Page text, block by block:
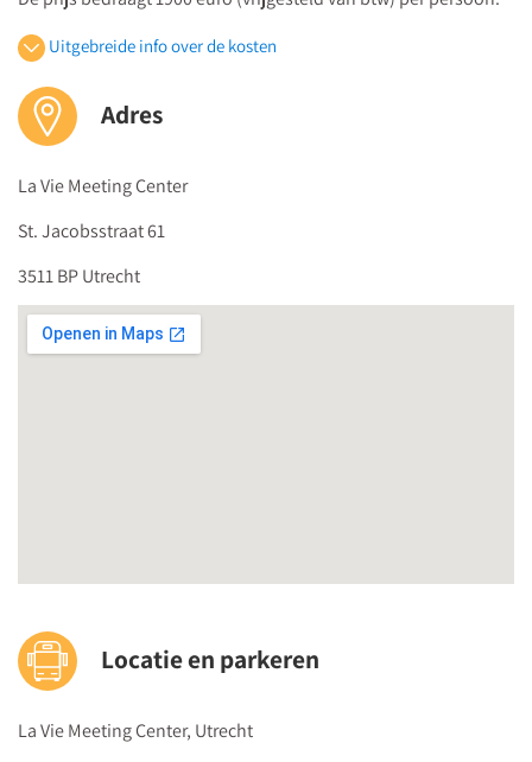
Kom je met een groep, dan is iedere
aan deKwaliteitscode voor Opleidingsinstellingen voor Kort
Beroepsonderwijs
Uitgebreide info over de kosten
Adres
La Vie Meeting Center
St. Jacobsstraat 61
3511 BP Utrecht
Locatie en parkeren
La Vie Meeting Center, Utrecht